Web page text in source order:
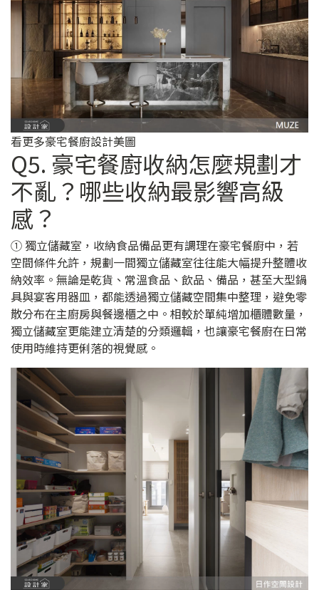
看更多豪宅餐廚設計美圖
Q5. 豪宅餐廚收納怎麼規劃才
不亂？哪些收納最影響高級
感？
① 獨立儲藏室，收納食品備品更有調理在豪宅餐廚中，若
空間條件允許，規劃一間獨立儲藏室往往能大幅提升整體收
納效率。無論是乾貨、常溫食品、飲品、備品，甚至大型鍋
具與宴客用器皿，都能透過獨立儲藏空間集中整理，避免零
散分布在主廚房與餐邊櫃之中。相較於單純增加櫃體數量，
獨立儲藏室更能建立清楚的分類邏輯，也讓豪宅餐廚在日常
使用時維持更俐落的視覺感。